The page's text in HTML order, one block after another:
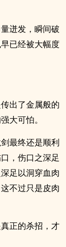
迸发，瞬间破
已经被大幅度
出了金属般的
大可怕。
最终还是顺利
，伤口之深足
足以洞穿血肉
不过只是皮肉
正的杀招，才